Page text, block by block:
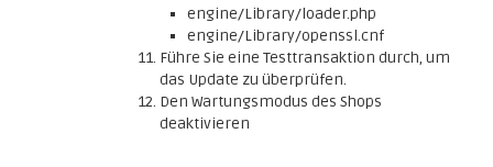
engine/Library/loader.php
engine/Library/openssl.cnf
Führe Sie eine Testtransaktion durch, um
das Update zu überprüfen.
Den Wartungsmodus des Shops
deaktivieren